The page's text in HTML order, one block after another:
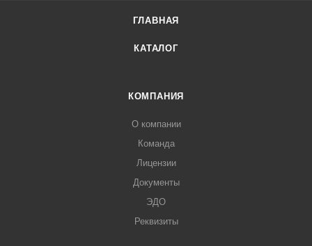
ГЛАВНАЯ
КАТАЛОГ
КОМПАНИЯ
О компании
Команда
Лицензии
Документы
ЭДО
Реквизиты